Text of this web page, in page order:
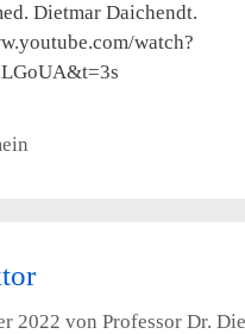
Dietmar Daichendt.
watch?
2022 von Professor Dr.